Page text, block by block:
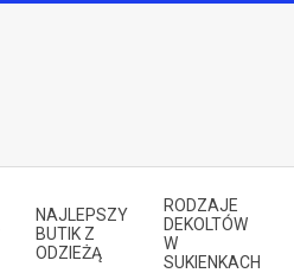
NAJLEPSZY
BUTIK Z
ODZIEŻĄ
RODZAJE
DEKOLTÓW
W
SUKIENKACH